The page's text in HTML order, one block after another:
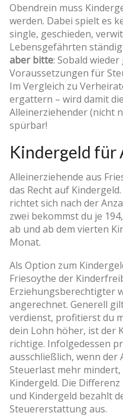
Obendrein muss
werden. Dabei spielt es
single, geschieden,
Lebensgefährten
aber bitte: Sobald
Voraussetzungen für
Im Vergleich zu
ergattern – wird damit
Alleinerziehender (nicht
spürbar!
Kindergeld für
Alleinerziehende aus
das Recht auf
richtet sich nach der
zwei bekommst du je
ab und ab dem vierten
Monat.
Als Option zum
Friesoythe der
Erziehungsberechtigter
angerechnet. Generell
verdienst, profitierst du
dein Lohn höher, ist der
richtige. Infolgedessen
ausschließlich, wenn der
Steuerlast mehr mindert,
Kindergeld. Die
und Kindergeld bezahlt
Steuererstattung aus.